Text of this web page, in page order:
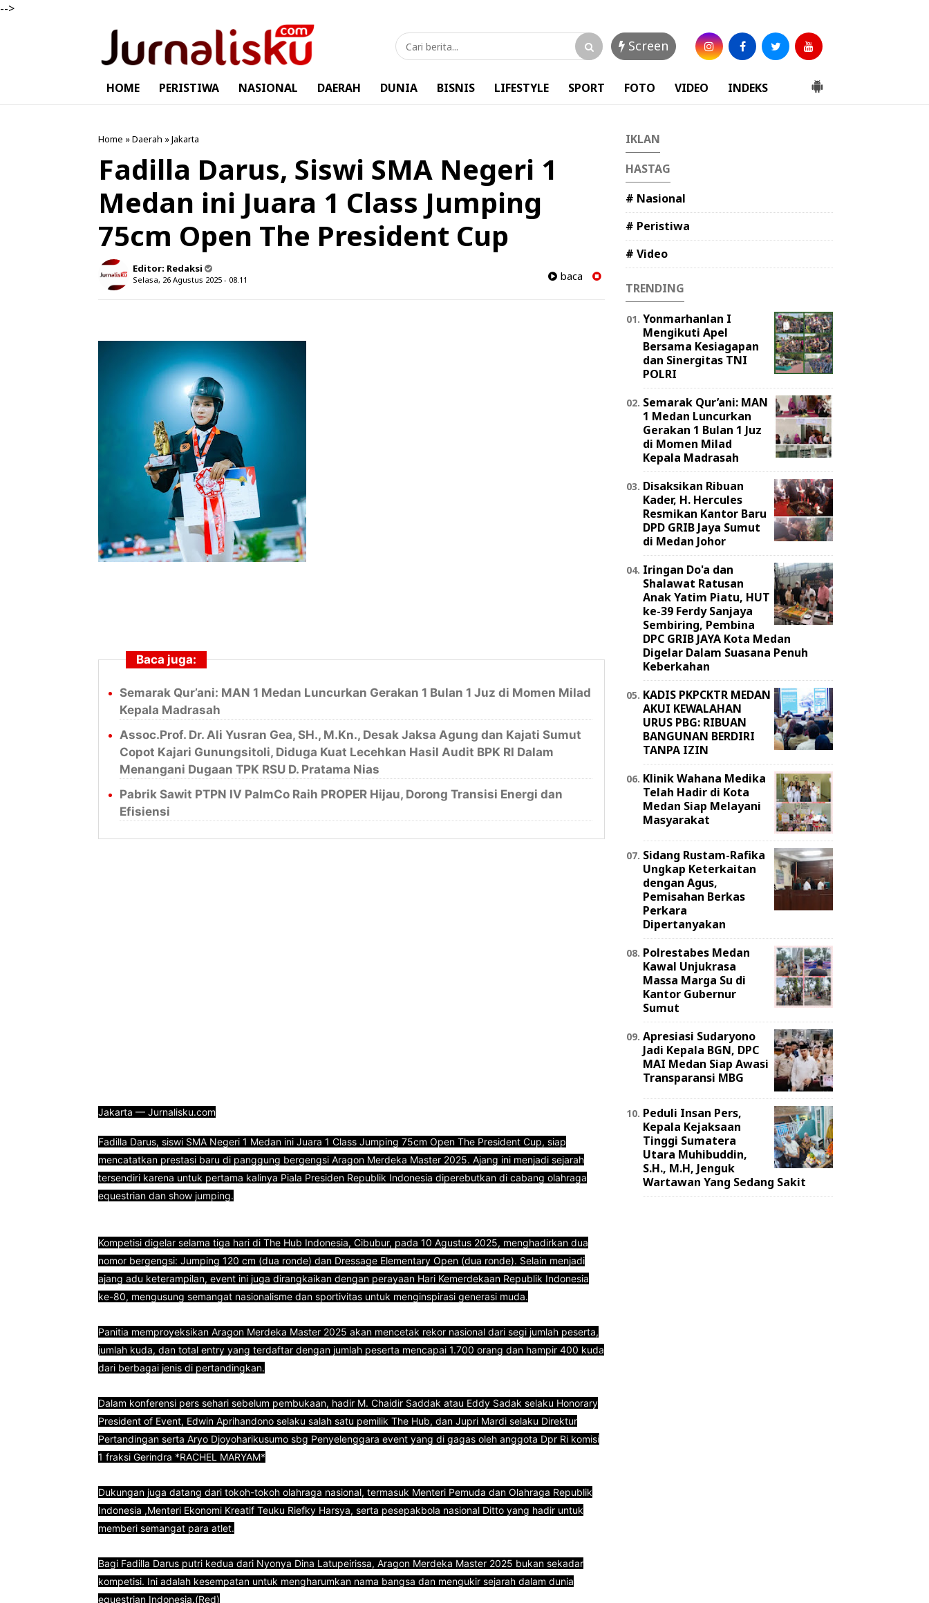
-->
Screen
HOME PERISTIWA NASIONAL DAERAH DUNIA BISNIS LIFESTYLE SPORT FOTO VIDEO INDEKS
Home »Daerah »Jakarta
Fadilla Darus, Siswi SMA Negeri 1
Medan ini Juara 1 Class Jumping
75cm Open The President Cup
Editor: Redaksi
Selasa, 26 Agustus 2025 - 08.11 baca
Baca juga:
Semarak Qur’ani: MAN 1 Medan Luncurkan Gerakan 1 Bulan 1 Juz di Momen Milad
Kepala Madrasah
Assoc.Prof. Dr. Ali Yusran Gea, SH., M.Kn., Desak Jaksa Agung dan Kajati Sumut
Copot Kajari Gunungsitoli, Diduga Kuat Lecehkan Hasil Audit BPK RI Dalam
Menangani Dugaan TPK RSU D. Pratama Nias
Pabrik Sawit PTPN IV PalmCo Raih PROPER Hijau, Dorong Transisi Energi dan
Efisiensi
Jakarta — Jurnalisku.com
Fadilla Darus, siswi SMA Negeri 1 Medan ini Juara 1 Class Jumping 75cm Open The President Cup, siap
mencatatkan prestasi baru di panggung bergengsi Aragon Merdeka Master 2025. Ajang ini menjadi sejarah
tersendiri karena untuk pertama kalinya Piala Presiden Republik Indonesia diperebutkan di cabang olahraga
equestrian dan show jumping.
Kompetisi digelar selama tiga hari di The Hub Indonesia, Cibubur, pada 10 Agustus 2025, menghadirkan dua
nomor bergengsi: Jumping 120 cm (dua ronde) dan Dressage Elementary Open (dua ronde). Selain menjadi
ajang adu keterampilan, event ini juga dirangkaikan dengan perayaan Hari Kemerdekaan Republik Indonesia
ke-80, mengusung semangat nasionalisme dan sportivitas untuk menginspirasi generasi muda.
Panitia memproyeksikan Aragon Merdeka Master 2025 akan mencetak rekor nasional dari segi jumlah peserta,
jumlah kuda, dan total entry yang terdaftar dengan jumlah peserta mencapai 1.700 orang dan hampir 400 kuda
dari berbagai jenis di pertandingkan.
Dalam konferensi pers sehari sebelum pembukaan, hadir M. Chaidir Saddak atau Eddy Sadak selaku Honorary
President of Event, Edwin Aprihandono selaku salah satu pemilik The Hub, dan Jupri Mardi selaku Direktur
Pertandingan serta Aryo Djoyoharikusumo sbg Penyelenggara event yang di gagas oleh anggota Dpr Ri komisi
1 fraksi Gerindra *RACHEL MARYAM*
Dukungan juga datang dari tokoh-tokoh olahraga nasional, termasuk Menteri Pemuda dan Olahraga Republik
Indonesia ,Menteri Ekonomi Kreatif Teuku Riefky Harsya, serta pesepakbola nasional Ditto yang hadir untuk
memberi semangat para atlet.
Bagi Fadilla Darus putri kedua dari Nyonya Dina Latupeirissa, Aragon Merdeka Master 2025 bukan sekadar
kompetisi. Ini adalah kesempatan untuk mengharumkan nama bangsa dan mengukir sejarah dalam dunia
equestrian Indonesia.(Red)
IKLAN
HASTAG
# Nasional
# Peristiwa
# Video
TRENDING
Yonmarhanlan I
Mengikuti Apel
Bersama Kesiagapan
dan Sinergitas TNI
POLRI
Semarak Qur’ani: MAN
1 Medan Luncurkan
Gerakan 1 Bulan 1 Juz
di Momen Milad
Kepala Madrasah
Disaksikan Ribuan
Kader, H. Hercules
Resmikan Kantor Baru
DPD GRIB Jaya Sumut
di Medan Johor
Iringan Do'a dan
Shalawat Ratusan
Anak Yatim Piatu, HUT
ke-39 Ferdy Sanjaya
Sembiring, Pembina
DPC GRIB JAYA Kota Medan
Digelar Dalam Suasana Penuh
Keberkahan
KADIS PKPCKTR MEDAN
AKUI KEWALAHAN
URUS PBG: RIBUAN
BANGUNAN BERDIRI
TANPA IZIN
Klinik Wahana Medika
Telah Hadir di Kota
Medan Siap Melayani
Masyarakat
Sidang Rustam-Rafika
Ungkap Keterkaitan
dengan Agus,
Pemisahan Berkas
Perkara
Dipertanyakan
Polrestabes Medan
Kawal Unjukrasa
Massa Marga Su di
Kantor Gubernur
Sumut
Apresiasi Sudaryono
Jadi Kepala BGN, DPC
MAI Medan Siap Awasi
Transparansi MBG
Peduli Insan Pers,
Kepala Kejaksaan
Tinggi Sumatera
Utara Muhibuddin,
S.H., M.H, Jenguk
Wartawan Yang Sedang Sakit